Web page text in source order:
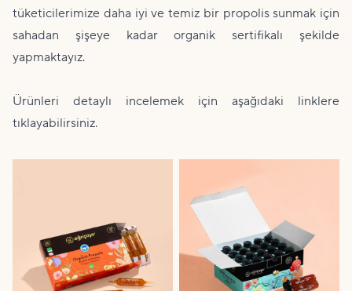
tüketicilerimize daha iyi ve temiz bir propolis sunmak için
sahadan şişeye kadar organik sertifikalı şekilde
yapmaktayız.
Ürünleri detaylı incelemek için aşağıdaki linklere
tıklayabilirsiniz.